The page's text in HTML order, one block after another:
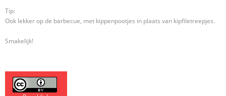
Tip:
Ook lekker op de barbecue, met kippenpootjes in plaats van kipfiletreepjes.
Smakelijk!